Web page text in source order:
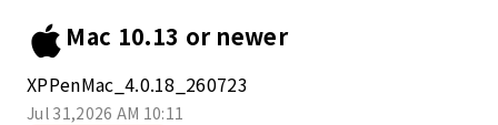
Mac 10.13 or newer
XPPenMac_4.0.18_260723
Jul 31,2026 AM 10:11